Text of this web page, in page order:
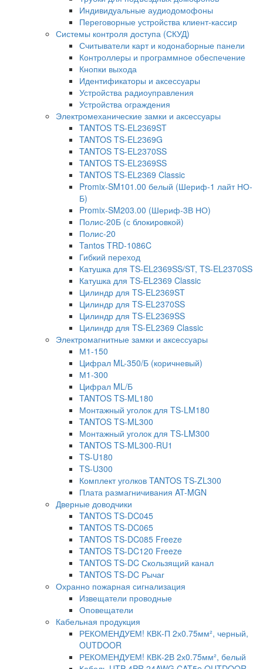
Индивидуальные аудиодомофоны
Переговорные устройства клиент-кассир
Системы контроля доступа (СКУД)
Считыватели карт и кодонаборные панели
Контроллеры и программное обеспечение
Кнопки выхода
Идентификаторы и аксессуары
Устройства радиоуправления
Устройства ограждения
Электромеханические замки и аксессуары
TANTOS TS-EL2369ST
TANTOS TS-EL2369G
TANTOS TS-EL2370SS
TANTOS TS-EL2369SS
TANTOS TS-EL2369 Classic
Promix-SM101.00 белый (Шериф-1 лайт НО-
Б)
Promix-SM203.00 (Шериф-3В НО)
Полис-20Б (с блокировкой)
Полис-20
Tantos TRD-1086C
Гибкий переход
Катушка для TS-EL2369SS/ST, TS-EL2370SS
Катушка для TS-EL2369 Classic
Цилиндр для TS-EL2369ST
Цилиндр для TS-EL2370SS
Цилиндр для TS-EL2369SS
Цилиндр для TS-EL2369 Classic
Электромагнитные замки и аксессуары
М1-150
Цифрал ML-350/Б (коричневый)
М1-300
Цифрал ML/Б
TANTOS TS-ML180
Монтажный уголок для TS-LM180
TANTOS TS-ML300
Монтажный уголок для TS-LM300
TANTOS TS-ML300-RU1
TS-U180
TS-U300
Комплект уголков TANTOS TS-ZL300
Плата размагничивания AT-MGN
Дверные доводчики
TANTOS TS-DC045
TANTOS TS-DC065
TANTOS TS-DC085 Freeze
TANTOS TS-DC120 Freeze
TANTOS TS-DC Скользящий канал
TANTOS TS-DC Рычаг
Охранно пожарная сигнализация
Извещатели проводные
Оповещатели
Кабельная продукция
РЕКОМЕНДУЕМ! КВК-П 2х0.75мм², черный,
OUTDOOR
РЕКОМЕНДУЕМ! КВК-2В 2х0.75мм², белый